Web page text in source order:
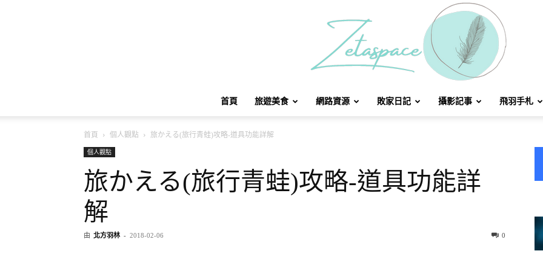
首頁 旅遊美食 網路資源 敗家日記 攝影記事 飛羽手札
首頁 個人觀點
旅かえる(旅行青蛙)攻略-道具功能詳解
個人觀點
旅かえる(旅行青蛙)攻略-道具功能詳
解
由 北方羽林 - 2018-02-06 0